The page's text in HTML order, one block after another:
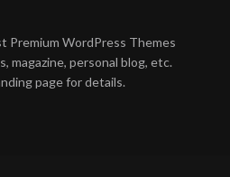
Premium WordPress Themes
magazine, personal blog, etc.
page for details.